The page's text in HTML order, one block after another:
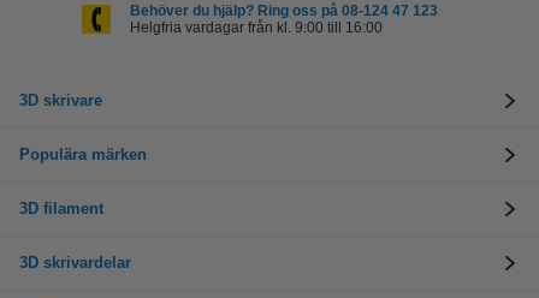
Behöver du hjälp? Ring oss på 08-124 47 123
Helgfria vardagar från kl. 9:00 till 16:00
3D skrivare
Populära märken
3D filament
3D skrivardelar